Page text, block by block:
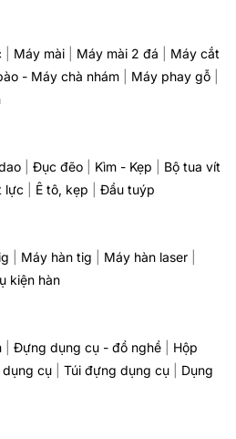
Máy mài Máy mài 2 đá
Máy cắt
- Máy chà nhám Máy phay gỗ
Đục đẽo Kìm - Kẹp
Bộ tua vít
lực Ê tô, kẹp Đầu tuýp
Máy hàn tig Máy hàn laser
kiện hàn
Đựng dụng cụ - đồ nghề
Hộp
dụng cụ Túi đựng dụng cụ
Dụng